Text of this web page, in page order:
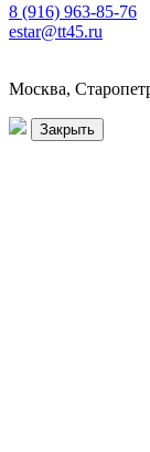
8 (916) 963-85-76
estar@tt45.ru
Москва,
Закрыть